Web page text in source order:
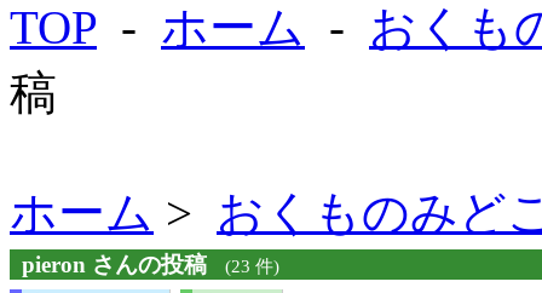
TOP - ホーム - おくも
稿
ホーム > おくものみど
pieron さんの投稿
(23 件)